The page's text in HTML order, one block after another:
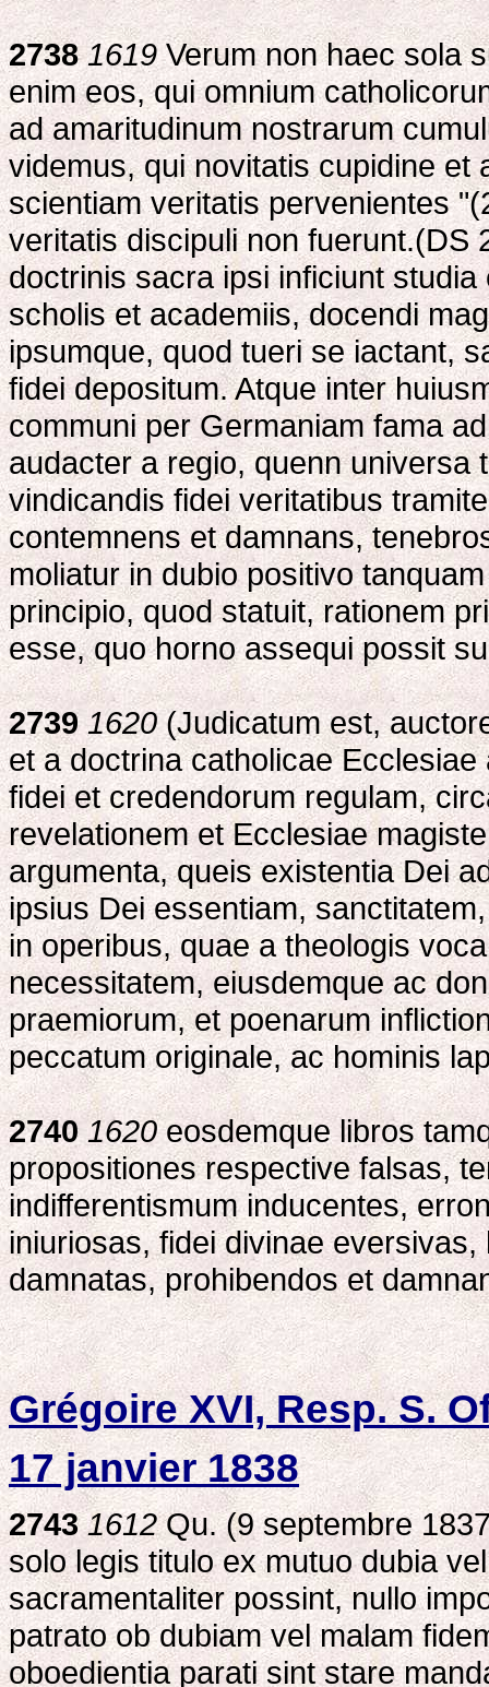
2738 1619Verum non haec sola
enim eos, qui omnium
ad amaritudinum nostrarum
videmus, qui novitatis cupidine
scientiam veritatis pervenientes
veritatis discipuli non fuerunt.(DS
doctrinis sacra ipsi inficiunt
scholis et academiis, docendi
ipsumque, quod tueri se iactant,
fidei depositum. Atque inter
communi per Germaniam fama
audacter a regio, quenn universa
vindicandis fidei veritatibus
contemnens et damnans,
moliatur in dubio positivo
principio, quod statuit, rationem
esse, quo horno assequi possit
2739 1620(Judicatum est,
et a doctrina catholicae
fidei et credendorum regulam,
revelationem et Ecclesiae
argumenta, queis existentia Dei
ipsius Dei essentiam,
in operibus, quae a theologis
necessitatem, eiusdemque ac
praemiorum, et poenarum
peccatum originale, ac hominis
2740 1620eosdemque libros
propositiones respective falsas,
indifferentismum inducentes,
iniuriosas, fidei divinae
damnatas, prohibendos et
Grégoire XVI, Resp. S.
17 janvier 1838
2743 1612Qu. (9 septembre
solo legis titulo ex mutuo dubia
sacramentaliter possint, nullo
patrato ob dubiam vel malam
oboedientia parati sint stare